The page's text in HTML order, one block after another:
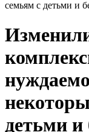
семьям с детьми и
детьми